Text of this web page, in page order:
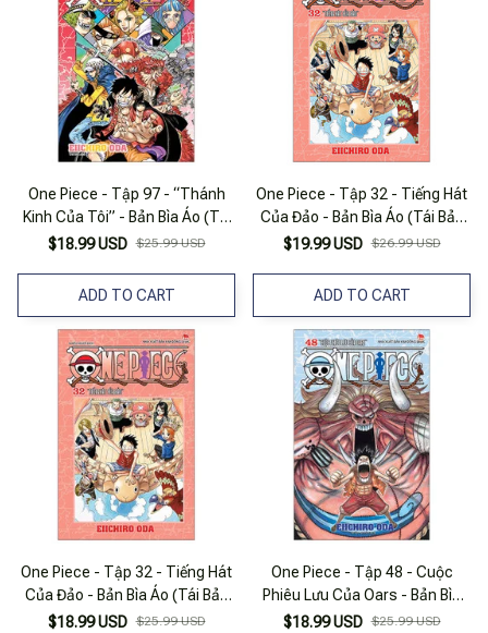
One Piece - Tập 97 - “Thánh
Kinh Của Tôi” - Bản Bìa Áo (Tái
Bản 2025)
$18.99 USD $25.99 USD
ADD TO CART
One Piece - Tập 32 - Tiếng Hát
Của Đảo - Bản Bìa Áo (Tái Bản
2022)
$19.99 USD $26.99 USD
ADD TO CART
One Piece - Tập 32 - Tiếng Hát
Của Đảo - Bản Bìa Áo (Tái Bản
2025)
$18.99 USD $25.99 USD
One Piece - Tập 48 - Cuộc
Phiêu Lưu Của Oars - Bản Bìa
Áo (Tái Bản 2025)
$18.99 USD $25.99 USD